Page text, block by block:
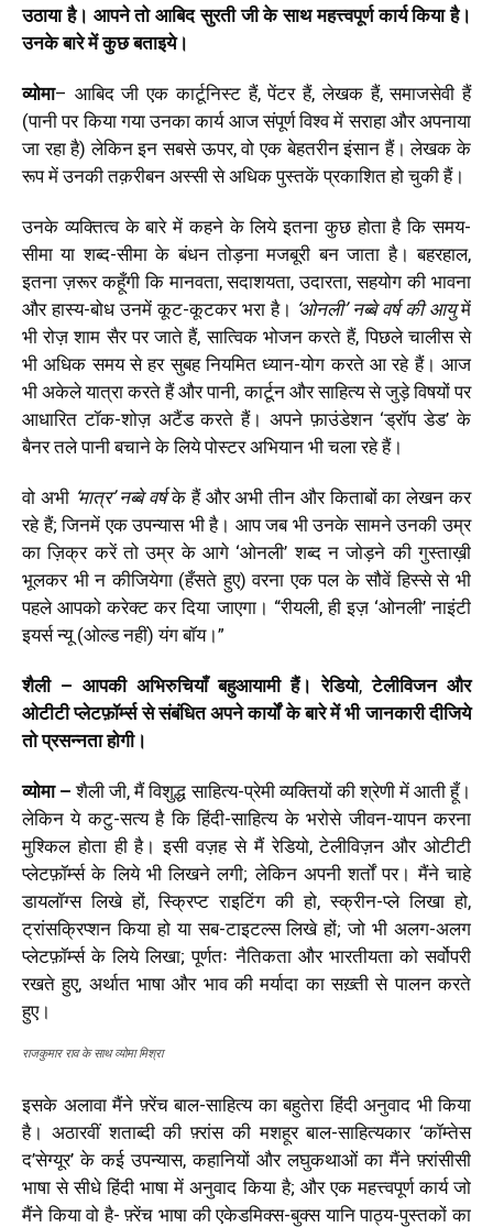
उठाया है। आपने तो आबिद सुरती जी के साथ महत्त्वपूर्ण कार्य किया है।
उनके बारे में कुछ बताइये।
व्योमा– आबिद जी एक कार्टूनिस्ट हैं, पेंटर हैं, लेखक हैं, समाजसेवी हैं
(पानी पर किया गया उनका कार्य आज संपूर्ण विश्व में सराहा और अपनाया
जा रहा है) लेकिन इन सबसे ऊपर, वो एक बेहतरीन इंसान हैं। लेखक के
रूप में उनकी तक़रीबन अस्सी से अधिक पुस्तकें प्रकाशित हो चुकी हैं।
उनके व्यक्तित्व के बारे में कहने के लिये इतना कुछ होता है कि समय-
सीमा या शब्द-सीमा के बंधन तोड़ना मजबूरी बन जाता है। बहरहाल,
इतना ज़रूर कहूँगी कि मानवता, सदाशयता, उदारता, सहयोग की भावना
और हास्य-बोध उनमें कूट-कूटकर भरा है। ‘ओनली’ नब्बे वर्ष की आयुमें
भी रोज़ शाम सैर पर जाते हैं, सात्विक भोजन करते हैं, पिछले चालीस से
भी अधिक समय से हर सुबह नियमित ध्यान-योग करते आ रहे हैं। आज
भी अकेले यात्रा करते हैं और पानी, कार्टून और साहित्य से जुड़े विषयों पर
आधारित टॉक-शोज़ अटैंड करते हैं। अपने फ़ाउंडेशन ‘ड्रॉप डेड’ के
बैनर तले पानी बचाने के लिये पोस्टर अभियान भी चला रहे हैं।
वो अभी ‘मात्र’ नब्बे वर्षके हैं और अभी तीन और किताबों का लेखन कर
रहे हैं; जिनमें एक उपन्यास भी है। आप जब भी उनके सामने उनकी उम्र
का ज़िक्र करें तो उम्र के आगे ‘ओनली’ शब्द न जोड़ने की गुस्ताख़ी
भूलकर भी न कीजियेगा (हँसते हुए) वरना एक पल के सौवें हिस्से से भी
पहले आपको करेक्ट कर दिया जाएगा। “रीयली, ही इज़ ‘ओनली’ नाइंटी
इयर्स न्यू (ओल्ड नहीं) यंग बॉय।”
शैली – आपकी अभिरुचियाँ बहुआयामी हैं। रेडियो,टेलीविजन और
ओटीटी प्लेटफ़ॉर्म्स से संबंधित अपने कार्यों के बारे में भी जानकारी दीजिये
तो प्रसन्नता होगी।
व्योमा – शैली जी, मैं विशुद्ध साहित्य-प्रेमी व्यक्तियों की श्रेणी में आती हूँ।
लेकिन ये कटु-सत्य है कि हिंदी-साहित्य के भरोसे जीवन-यापन करना
मुश्किल होता ही है। इसी वज़ह से मैं रेडियो, टेलीविज़न और ओटीटी
प्लेटफ़ॉर्म्स के लिये भी लिखने लगी; लेकिन अपनी शर्तों पर। मैंने चाहे
डायलॉग्स लिखे हों, स्क्रिप्ट राइटिंग की हो, स्क्रीन-प्ले लिखा हो,
ट्रांसक्रिप्शन किया हो या सब-टाइटल्स लिखे हों; जो भी अलग-अलग
प्लेटफ़ॉर्म्स के लिये लिखा; पूर्णतः नैतिकता और भारतीयता को सर्वोपरी
रखते हुए, अर्थात भाषा और भाव की मर्यादा का सख़्ती से पालन करते
हुए।
राजकुमार राव के साथ व्योमा मिश्रा
इसके अलावा मैंने फ़्रेंच बाल-साहित्य का बहुतेरा हिंदी अनुवाद भी किया
है। अठारवीं शताब्दी की फ़्रांस की मशहूर बाल-साहित्यकार ‘कॉम्तेस
द’सेग्यूर’ के कई उपन्यास, कहानियों और लघुकथाओं का मैंने फ़्रांसीसी
भाषा से सीधे हिंदी भाषा में अनुवाद किया है; और एक महत्त्वपूर्ण कार्य जो
मैंने किया वो है- फ़्रेंच भाषा की एकेडमिक्स-बुक्स यानि पाठ्य-पुस्तकों का